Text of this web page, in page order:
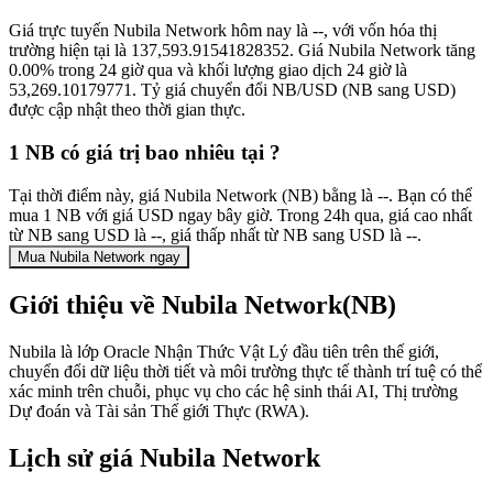
Giá trực tuyến Nubila Network hôm nay là --, với vốn hóa thị
trường hiện tại là 137,593.91541828352. Giá Nubila Network tăng
0.00% trong 24 giờ qua và khối lượng giao dịch 24 giờ là
53,269.10179771. Tỷ giá chuyển đổi NB/USD (NB sang USD)
được cập nhật theo thời gian thực.
1 NB có giá trị bao nhiêu tại ?
Tại thời điểm này, giá Nubila Network (NB) bằng là --. Bạn có thể
mua 1 NB với giá USD ngay bây giờ. Trong 24h qua, giá cao nhất
từ NB sang USD là --, giá thấp nhất từ NB sang USD là --.
Mua Nubila Network ngay
Giới thiệu về Nubila Network(NB)
Nubila là lớp Oracle Nhận Thức Vật Lý đầu tiên trên thế giới,
chuyển đổi dữ liệu thời tiết và môi trường thực tế thành trí tuệ có thể
xác minh trên chuỗi, phục vụ cho các hệ sinh thái AI, Thị trường
Dự đoán và Tài sản Thế giới Thực (RWA).
Lịch sử giá Nubila Network